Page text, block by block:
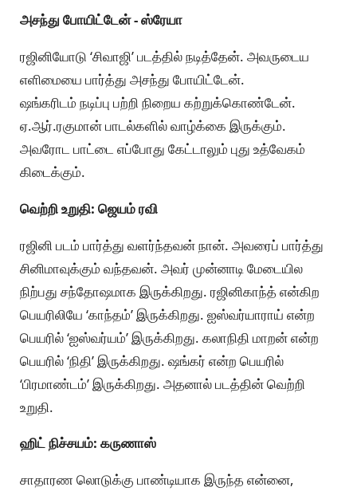
அசந்து போயிட்டேன் - ஸ்ரேயா
ரஜினியோடு ‘சிவாஜி’ படத்தில் நடித்தேன். அவருடைய
எளிமையை பார்த்து அசந்து போயிட்டேன்.
ஷங்கரிடம் நடிப்பு பற்றி நிறைய கற்றுக்கொண்டேன்.
ஏ.ஆர்.ரகுமான் பாடல்களில் வாழ்க்கை இருக்கும்.
அவரோட பாட்டை எப்போது கேட்டாலும் புது உத்வேகம்
கிடைக்கும்.
வெற்றி உறுதி: ஜெயம் ரவி
ரஜினி படம் பார்த்து வளர்ந்தவன் நான். அவரைப் பார்த்து
சினிமாவுக்கும் வந்தவன். அவர் முன்னாடி மேடையில
நிற்பது சந்தோஷமாக இருக்கிறது. ரஜினிகாந்த் என்கிற
பெயரிலியே ‘காந்தம்’ இருக்கிறது. ஐஸ்வர்யாராய் என்ற
பெயரில் ‘ஐஸ்வர்யம்’ இருக்கிறது. கலாநிதி மாறன் என்ற
பெயரில் ‘நிதி’ இருக்கிறது. ஷங்கர் என்ற பெயரில்
‘பிரமாண்டம்’ இருக்கிறது. அதனால் படத்தின் வெற்றி
உறுதி.
ஹிட் நிச்சயம்: கருணாஸ்
சாதாரண லொடுக்கு பாண்டியாக இருந்த என்னை,